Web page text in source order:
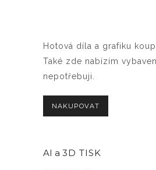
Hotová díla a grafiku
Také zde nabízím
nepotřebuji.
NAKUPOVAT
AI a 3D TISK